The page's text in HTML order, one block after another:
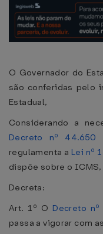
O Governador do
são conferidas pelo
Estadual,
Considerando a
Decreto nº
regulamenta a Lei nº
dispõe sobre o ICMS,
Decreta:
Art. 1º O Decreto
passa a vigorar com